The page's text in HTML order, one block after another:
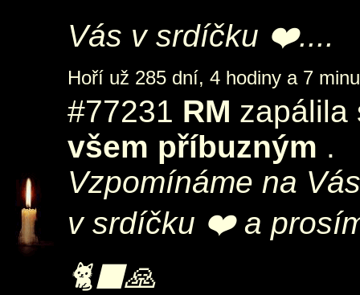
Vás v srdíčku ❤️....
Hoří už 285 dní, 4 hodiny a 7
#77231 RM
všem příbuzným .
Vzpomínáme na
v srdíčku ❤️ a
🐈‍⬛🙏